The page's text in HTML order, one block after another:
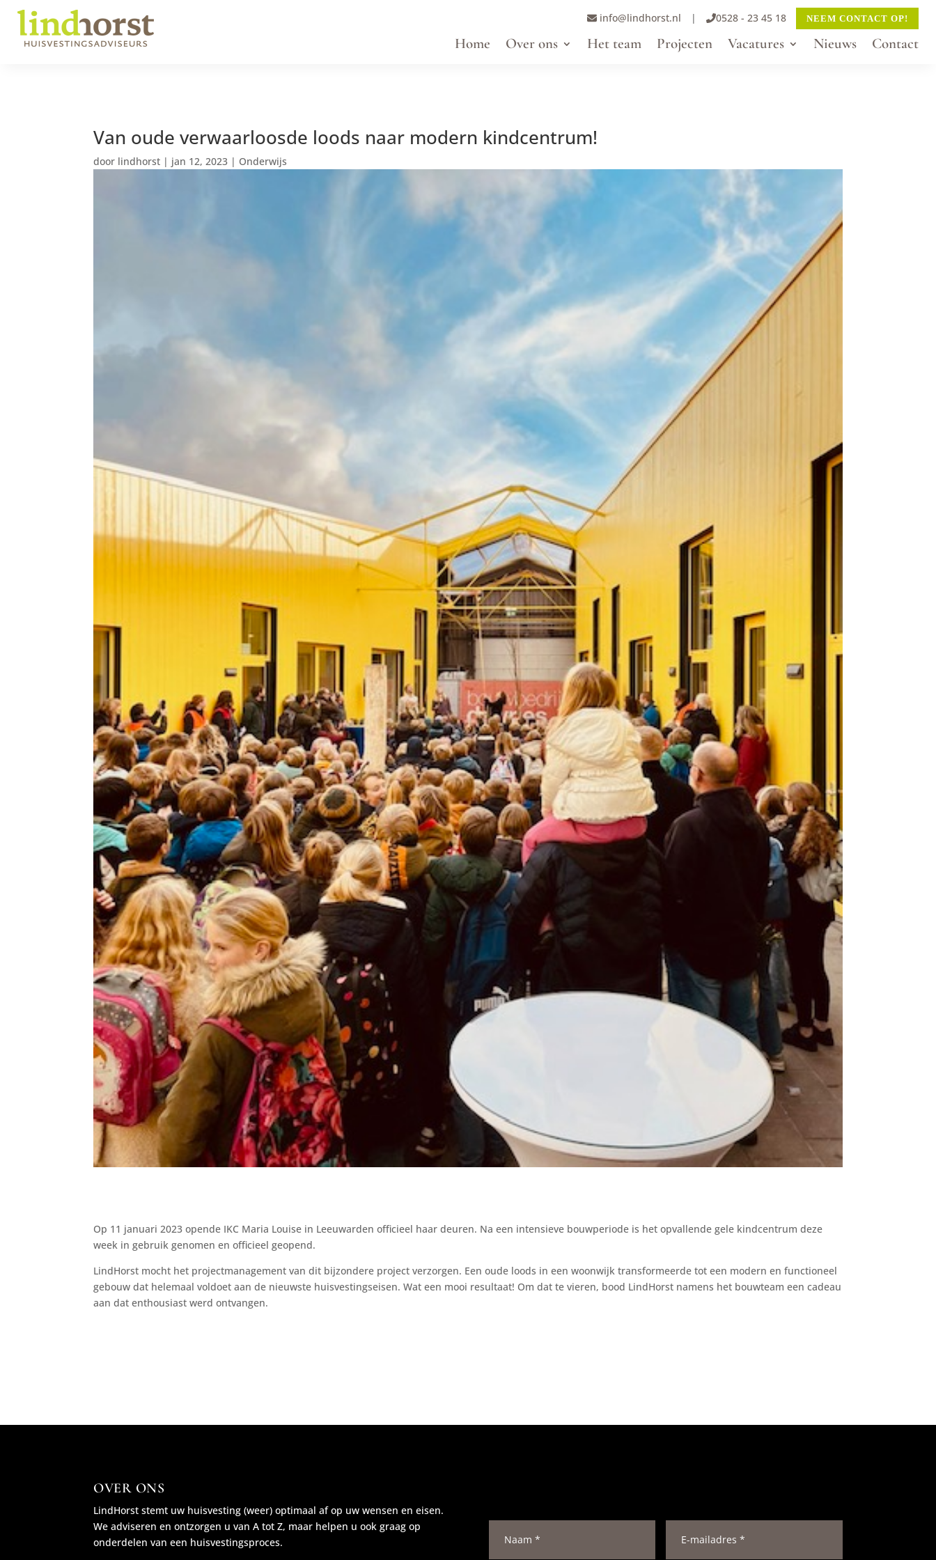
info@lindhorst.nl | 0528 - 23 45 18 NEEM CONTACT OP!
Home Over ons Het team Projecten Vacatures Nieuws Contact
Van oude verwaarloosde loods naar modern kindcentrum!
door lindhorst | jan 12, 2023 | Onderwijs
Op 11 januari 2023 opende IKC Maria Louise in Leeuwarden officieel haar deuren. Na een intensieve bouwperiode is het opvallende gele kindcentrum deze
week in gebruik genomen en officieel geopend.
LindHorst mocht het projectmanagement van dit bijzondere project verzorgen. Een oude loods in een woonwijk transformeerde tot een modern en functioneel
gebouw dat helemaal voldoet aan de nieuwste huisvestingseisen. Wat een mooi resultaat! Om dat te vieren, bood LindHorst namens het bouwteam een cadeau
aan dat enthousiast werd ontvangen.
OVER ONS
LindHorst stemt uw huisvesting (weer) optimaal af op uw wensen en eisen.
We adviseren en ontzorgen u van A tot Z, maar helpen u ook graag op
onderdelen van een huisvestingsproces.
N
E